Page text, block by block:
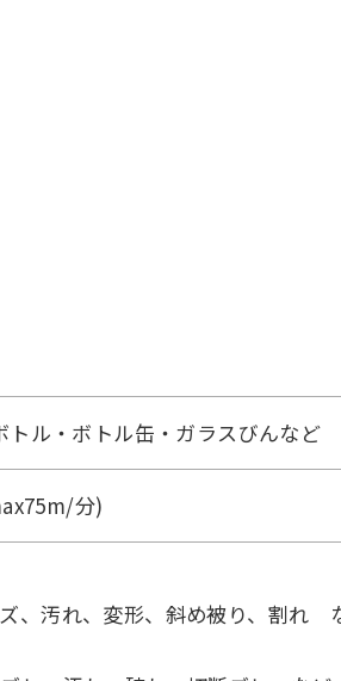
ル・ボトル缶・ガラスびんなど
分)
、汚れ、変形、斜め被り、割れ